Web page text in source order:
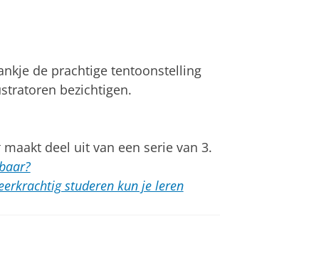
de prachtige tentoonstelling
bezichtigen.
maakt deel uit van een serie van 3.
studeren kun je leren